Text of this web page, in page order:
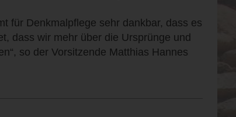
für Denkmalpflege sehr dankbar, dass es
dass wir mehr über die Ursprünge und
so der Vorsitzende Matthias Hannes